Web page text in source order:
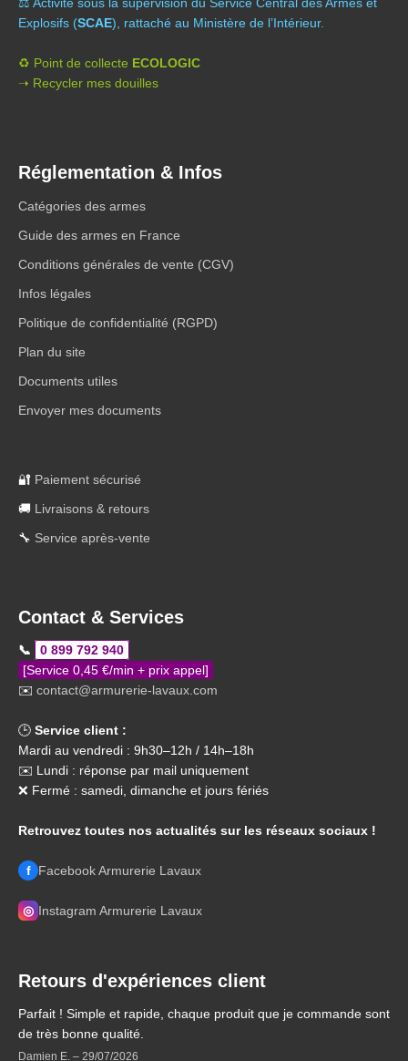
Explosifs (SCAE), rattaché au Ministère de l’Intérieur.
♻️ Point de collecte ECOLOGIC
➝ Recycler mes douilles
Réglementation & Infos
Catégories des armes
Guide des armes en France
Conditions générales de vente (CGV)
Infos légales
Politique de confidentialité (RGPD)
Plan du site
Documents utiles
Envoyer mes documents
🔐 Paiement sécurisé
🚚 Livraisons & retours
🔧 Service après-vente
Contact & Services
📞
0 899 792 940
[Service 0,45 €/min + prix appel]
✉️ contact@armurerie-lavaux.com
🕒 Service client :
Mardi au vendredi : 9h30–12h / 14h–18h
✉️ Lundi : réponse par mail uniquement
❌ Fermé : samedi, dimanche et jours fériés
Retrouvez toutes nos actualités sur les réseaux sociaux !
f Facebook Armurerie Lavaux
◎ Instagram Armurerie Lavaux
Retours d'expériences client
Parfait ! Simple et rapide, chaque produit que je commande sont
de très bonne qualité.
Damien E. – 29/07/2026